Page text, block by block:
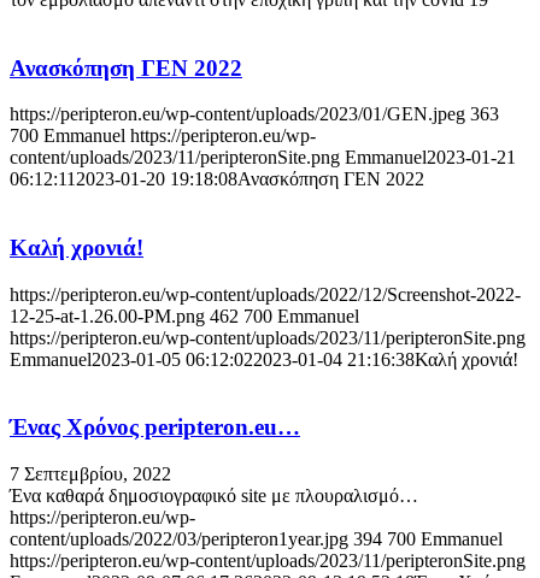
Ανασκόπηση ΓΕΝ 2022
https://peripteron.eu/wp-content/uploads/2023/01/GEN.jpeg 363
700 Emmanuel https://peripteron.eu/wp-
content/uploads/2023/11/peripteronSite.png Emmanuel2023-01-21
06:12:11 2023-01-20 19:18:08Ανασκόπηση ΓΕΝ 2022
Καλή χρονιά!
https://peripteron.eu/wp-content/uploads/2022/12/Screenshot-2022-
12-25-at-1.26.00-PM.png 462 700 Emmanuel
https://peripteron.eu/wp-content/uploads/2023/11/peripteronSite.png
Emmanuel2023-01-05 06:12:022023-01-04 21:16:38Καλή χρονιά!
Ένας Χρόνος peripteron.eu…
7 Σεπτεμβρίου, 2022
Ένα καθαρά δημοσιογραφικό site με πλουραλισμό…
https://peripteron.eu/wp-
content/uploads/2022/03/peripterοn1year.jpg 394 700 Emmanuel
https://peripteron.eu/wp-content/uploads/2023/11/peripteronSite.png